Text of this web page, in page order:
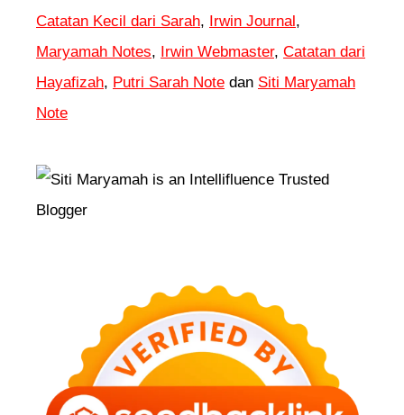
Catatan Kecil dari Sarah, Irwin Journal,
Maryamah Notes, Irwin Webmaster, Catatan dari
Hayafizah, Putri Sarah Note dan Siti Maryamah
Note